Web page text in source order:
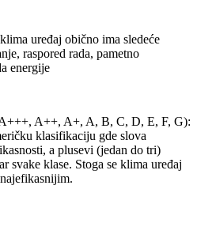
uređaj obično ima sledeće
raspored rada, pametno
energije
A++, A+, A, B, C, D, E, F, G):
klasifikaciju gde slova
a plusevi (jedan do tri)
svake klase. Stoga se klima uređaj